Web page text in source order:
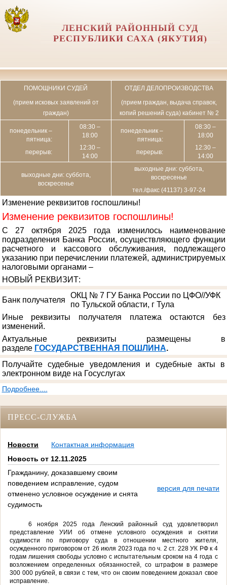
ЛЕНСКИЙ РАЙОННЫЙ СУД
РЕСПУБЛИКИ САХА (ЯКУТИЯ)
ПОМОЩНИКИ СУДЕЙ
(прием исковых заявлений от
граждан)
ОТДЕЛ ДЕЛОПРОИЗВОДСТВА
(прием граждан, выдача справок,
копий решений суда) кабинет № 2
понедельник –
пятница:
перерыв:
08:30 –
18:00
12:30 –
14:00
понедельник –
пятница:
перерыв:
08:30 –
18:00
12:30 –
14:00
выходные дни: суббота,
воскресенье
выходные дни: суббота,
воскресенье
тел./факс (41137) 3-97-24
Изменение реквизитов госпошлины!
Изменение реквизитов госпошлины!
С 27 октября 2025 года изменилось наименование
подразделения Банка России, осуществляющего функции
расчетного и кассового обслуживания, подлежащего
указанию при перечислении платежей, администрируемых
налоговыми органами –
НОВЫЙ РЕКВИЗИТ:
Банк получателя
ОКЦ № 7 ГУ Банка России по ЦФО//УФК
по Тульской области, г Тула
Иные реквизиты получателя платежа остаются без
изменений.
Актуальные реквизиты размещены в
разделе ГОСУДАРСТВЕННАЯ ПОШЛИНА.
Получайте судебные уведомления и судебные акты в
электронном виде на Госуслугах
Подробнее....
ПРЕСС-СЛУЖБА
Новости
Контактная информация
Новость от 12.11.2025
Гражданину, доказавшему своим
поведением исправление, судом
отменено условное осуждение и снята
судимость
версия для печати
6 ноября 2025 года Ленский районный суд удовлетворил
представление УИИ об отмене условного осуждения и снятии
судимости по приговору суда в отношении местного жителя,
осужденного приговором от 26 июля 2023 года по ч. 2 ст. 228 УК РФ к 4
годам лишения свободы условно с испытательным сроком на 4 года с
возложением определенных обязанностей, со штрафом в размере
300 000 рублей, в связи с тем, что он своим поведением доказал свое
исправление.